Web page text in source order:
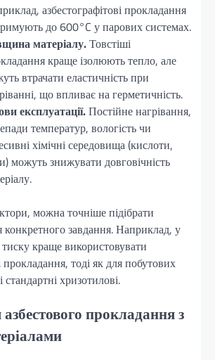
азбестографітові прокладання
до 600°C у парових системах.
матеріалу.Товстіші
краще ізолюють тепло, але
втрачати еластичність при
що впливає на герметичність.
експлуатації.Постійне нагрівання,
температур, вологість чи
хімічні середовища (кислоти,
можуть знижувати довговічність
можна точніше підібрати
конкретного завдання. Наприклад, у
краще використовувати
прокладання, тоді як для побутових
стандартні хризотилові.
прокладання з